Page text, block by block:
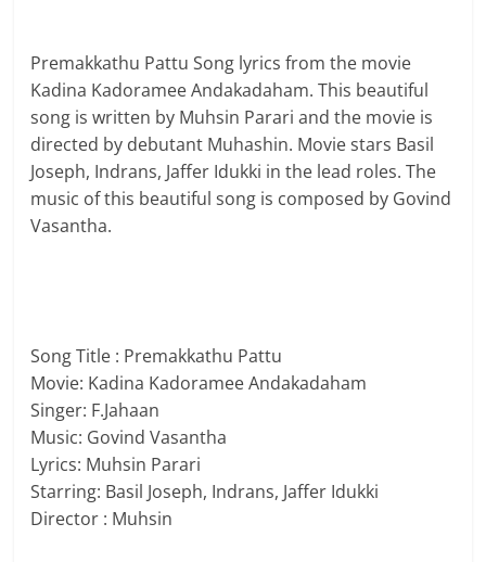
Premakkathu Pattu Song lyrics from the movie
Kadina Kadoramee Andakadaham. This beautiful
song is written by Muhsin Parari and the movie is
directed by debutant Muhashin. Movie stars Basil
Joseph, Indrans, Jaffer Idukki in the lead roles. The
music of this beautiful song is composed by Govind
Vasantha.
Song Title : Premakkathu Pattu
Movie: Kadina Kadoramee Andakadaham
Singer: F.Jahaan
Music: Govind Vasantha
Lyrics: Muhsin Parari
Starring: Basil Joseph, Indrans, Jaffer Idukki
Director : Muhsin